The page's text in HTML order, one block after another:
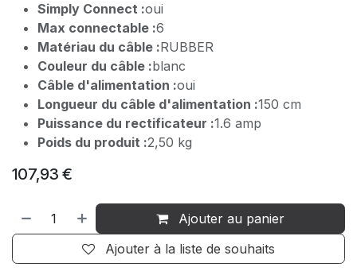
Simply Connect :oui
Max connectable :6
Matériau du câble :RUBBER
Couleur du câble :blanc
Câble d'alimentation :oui
Longueur du câble d'alimentation :150 cm
Puissance du rectificateur :1.6 amp
Poids du produit :2,50 kg
107,93 €
Ajouter au panier
Ajouter à la liste de souhaits